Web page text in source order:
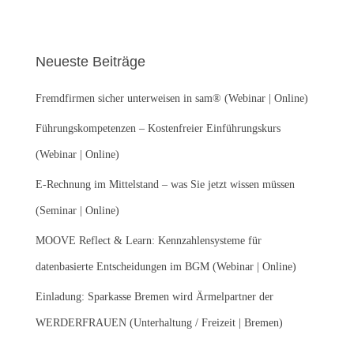
n
a
h
:
Neueste Beiträge
Fremdfirmen sicher unterweisen in sam® (Webinar | Online)
Führungskompetenzen – Kostenfreier Einführungskurs
(Webinar | Online)
E-Rechnung im Mittelstand – was Sie jetzt wissen müssen
(Seminar | Online)
MOOVE Reflect & Learn: Kennzahlensysteme für
datenbasierte Entscheidungen im BGM (Webinar | Online)
Einladung: Sparkasse Bremen wird Ärmelpartner der
WERDERFRAUEN (Unterhaltung / Freizeit | Bremen)